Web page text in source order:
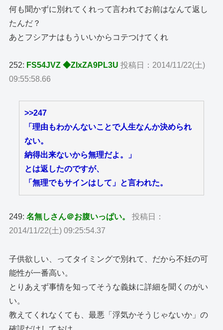
何も聞かずに別れてくれって言われてお前はなんて返し
たんだ？
あとフシアナはもういいからコテつけてくれ
252: FS54JVZ ◆ZIxZA9PL3U 投稿日：2014/11/22(土)
09:55:58.66
>>247
「理由もわかんないことで人生なんか決められ
ない。
納得出来ないから無理だよ。」
とは返したのですが、
「無理でもサインはして」と言われた。
249:名無しさん＠お腹いっぱい。
投稿日：
2014/11/22(土) 09:25:54.37
子供欲しい、ってタイミングで別れて、だから不妊の可
能性が一番高い。
とりあえず事情を知ってそうな義妹に詳細を聞くのがい
い。
教えてくれなくても、最悪「浮気かそうじゃないか」の